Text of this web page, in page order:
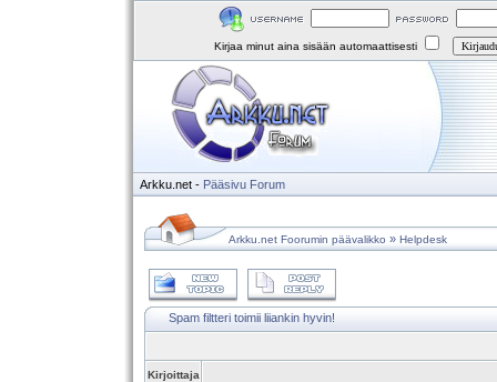
Kirjaa minut aina sisään automaattisesti
Arkku.net - Pääsivu Forum
Arkku.net Foorumin päävalikko » Helpdesk
Spam filtteri toimii liiankin hyvin!
Kirjoittaja